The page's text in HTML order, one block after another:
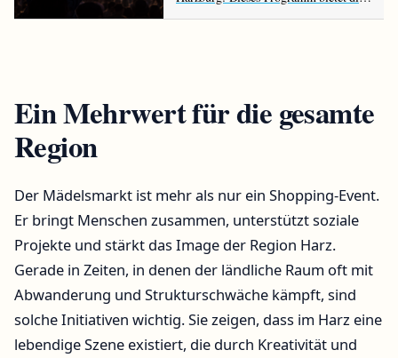
Ein Mehrwert für die gesamte
Region
Der Mädelsmarkt ist mehr als nur ein Shopping-Event.
Er bringt Menschen zusammen, unterstützt soziale
Projekte und stärkt das Image der Region Harz.
Gerade in Zeiten, in denen der ländliche Raum oft mit
Abwanderung und Strukturschwäche kämpft, sind
solche Initiativen wichtig. Sie zeigen, dass im Harz eine
lebendige Szene existiert, die durch Kreativität und